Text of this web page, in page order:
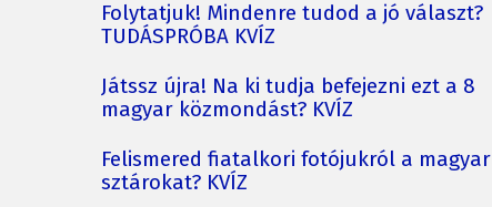
Folytatjuk! Mindenre tudod a jó választ?
TUDÁSPRÓBA KVÍZ
Játssz újra! Na ki tudja befejezni ezt a 8
magyar közmondást? KVÍZ
Felismered fiatalkori fotójukról a magyar
sztárokat? KVÍZ